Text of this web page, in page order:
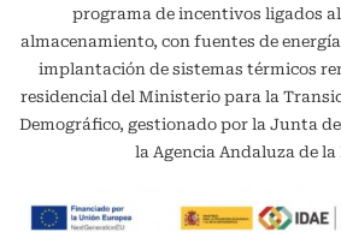
programa de incentivos ligados
almacenamiento, con fuentes de
implantación de sistemas térmicos
residencial del Ministerio para la
Demográfico, gestionado por la Junta
la Agencia Andaluza de la